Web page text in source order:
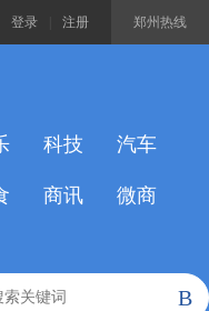
郑州热线
登录 注册
科技 汽车
商讯 微商
B